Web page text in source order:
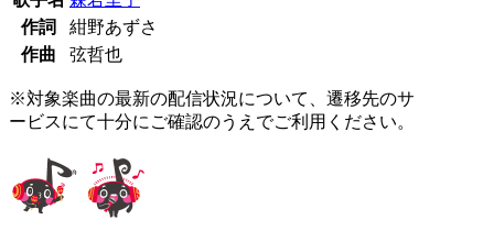
作詞
紺野あずさ
作曲
弦哲也
※対象楽曲の最新の配信状況について、遷移先のサ
ービスにて十分にご確認のうえでご利用ください。